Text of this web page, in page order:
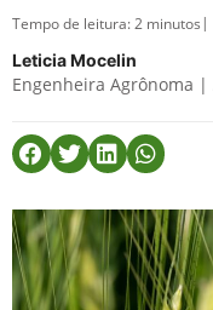
Tempo de leitura:2 minutos |
Leticia Mocelin
Engenheira Agrônoma